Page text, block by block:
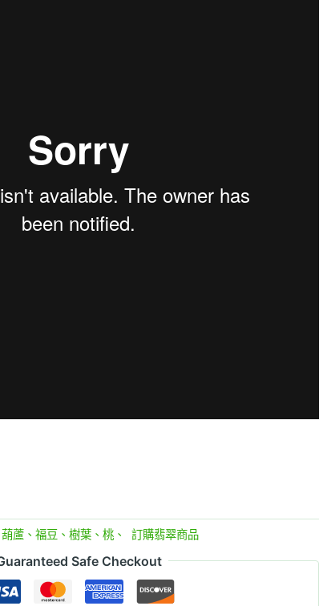
蘆、福豆、樹葉、桃、 ,訂購翡翠商品
Safe Checkout